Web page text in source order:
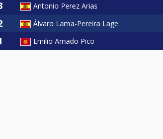
Antonio Perez Arias
Álvaro Lama-Pereira Lage
Emilio Amado Pico